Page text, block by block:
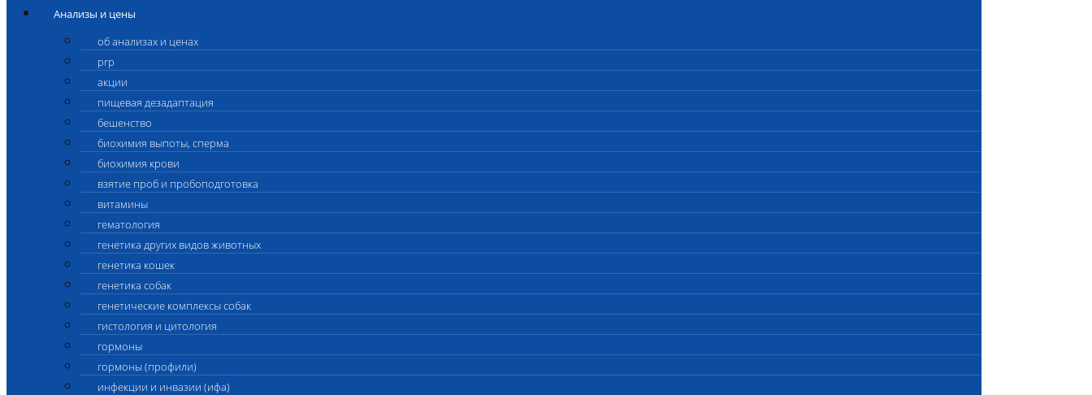
Анализы и цены
об анализах и ценах
prp
акции
пищевая дезадаптация
бешенство
биохимия выпоты, сперма
биохимия крови
взятие проб и пробоподготовка
витамины
гематология
генетика других видов животных
генетика кошек
генетика собак
генетические комплексы собак
гистология и цитология
гормоны
гормоны (профили)
инфекции и инвазии (ифа)